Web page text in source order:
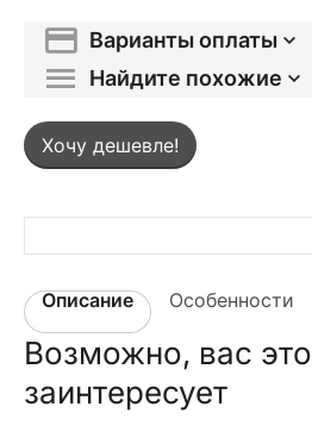
Варианты оплаты
Найдите похожие
Хочу дешевле!
Описание Особенности
Возможно, вас это
заинтересует